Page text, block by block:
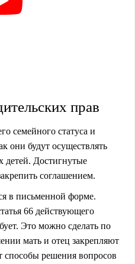
прав
семейного статуса и
они будут осуществлять
детей. Достигнутые
соглашением.
в письменной форме.
66 действующего
Это можно сделать по
мать и отец закрепляют
способы решения вопросов